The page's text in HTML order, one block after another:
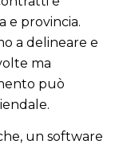
e provincia.
a delineare e
ma
può
un software